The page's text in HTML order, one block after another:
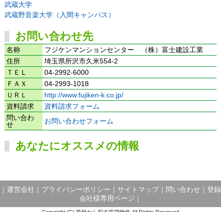
武蔵大学
武蔵野音楽大学（入間キャンパス）
お問い合わせ先
名称
フジケンマンションセンター （株）富士建設工業
住所
埼玉県所沢市久米554-2
ＴＥＬ
04-2992-6000
ＦＡＸ
04-2993-1018
ＵＲＬ
http://www.fujiken-k.co.jp/
資料請求
資料請求フォーム
問い合わ
せ
お問い合わせフォーム
あなたにオススメの情報
運営会社 プライバシーポリシー サイトマップ｜ 問い合わせ
登録
会社様専用ページ